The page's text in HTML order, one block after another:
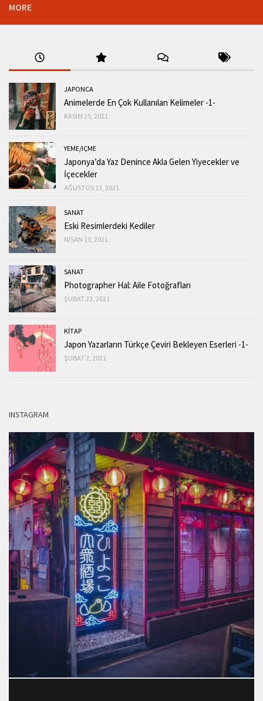
MORE
JAPONCA
Animelerde En Çok Kullanılan Kelimeler -1-
KASIM 25, 2021
YEME/IÇME
Japonya’da Yaz Denince Akla Gelen Yiyecekler ve
İçecekler
AĞUSTOS 13, 2021
SANAT
Eski Resimlerdeki Kediler
NISAN 13, 2021
SANAT
Photographer Hal: Aile Fotoğrafları
ŞUBAT 23, 2021
KİTAP
Japon Yazarların Türkçe Çeviri Bekleyen Eserleri -1-
ŞUBAT 2, 2021
INSTAGRAM